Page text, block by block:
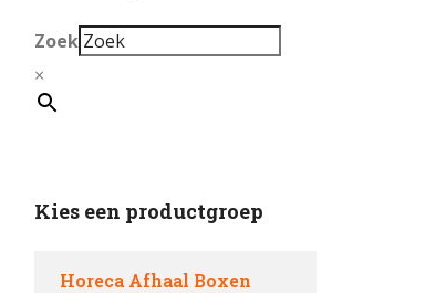
Zoek
×
Kies een productgroep
Horeca Afhaal Boxen